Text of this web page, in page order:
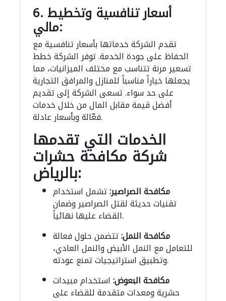
6. أسعار تنافسية وتخطيط
مالي:
تقدم الشركة خدماتها بأسعار تنافسية مع
الحفاظ على جودة الخدمة. توفر الشركة خطط
تسعير مرنة تتناسب مع مختلف الميزانيات، مما
يجعلها خياراً مناسباً للمنازل والمرافق التجارية
على حد سواء. تسعى الشركة إلى تقديم
أفضل قيمة مقابل المال من خلال خدمات
فعّالة وبأسعار عادلة.
الخدمات التي تقدمها
شركة مكافحة حشرات
بالرياض:
مكافحة الصراصير:تشمل استخدام
تقنيات حديثة لقتل الصراصير وضمان
القضاء عليها نهائياً.
مكافحة النمل:تتضمن حلول فعالة
للتعامل مع النمل الأبيض والنمل العادي،
وتطبيق استراتيجيات تمنع عودته.
مكافحة البعوض:استخدام مبيدات
حشرية ومعدات متقدمة للقضاء على